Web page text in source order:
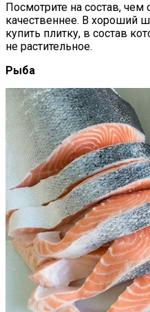
Посмотрите на состав,
качественнее. В хороший
купить плитку, в состав
не растительное.
Рыба